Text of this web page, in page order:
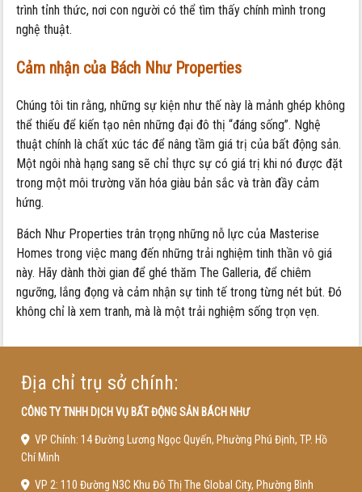
trình tỉnh thức, nơi con người có thể tìm thấy chính mình trong
nghệ thuật.
Cảm nhận của Bách Như Properties
Chúng tôi tin rằng, những sự kiện như thế này là mảnh ghép không
thể thiếu để kiến tạo nên những đại đô thị “đáng sống”. Nghệ
thuật chính là chất xúc tác để nâng tầm giá trị của bất động sản.
Một ngôi nhà hạng sang sẽ chỉ thực sự có giá trị khi nó được đặt
trong một môi trường văn hóa giàu bản sắc và tràn đầy cảm
hứng.
Bách Như Properties trân trọng những nỗ lực của Masterise
Homes trong việc mang đến những trải nghiệm tinh thần vô giá
này. Hãy dành thời gian để ghé thăm The Galleria, để chiêm
ngưỡng, lắng đọng và cảm nhận sự tinh tế trong từng nét bút. Đó
không chỉ là xem tranh, mà là một trải nghiệm sống trọn vẹn.
Địa chỉ trụ sở chính:
CÔNG TY TNHH DỊCH VỤ BẤT ĐỘNG SẢN BÁCH NHƯ
VP Chính: 14 Đường Lương Ngọc Quyến, Phường Phú Định, TP. Hồ
Chí Minh
VP 2: 110 Đường N3C Khu Đô Thị The Global City, Phường Bình